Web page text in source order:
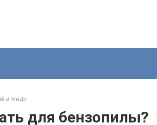
и медь
для бензопилы?